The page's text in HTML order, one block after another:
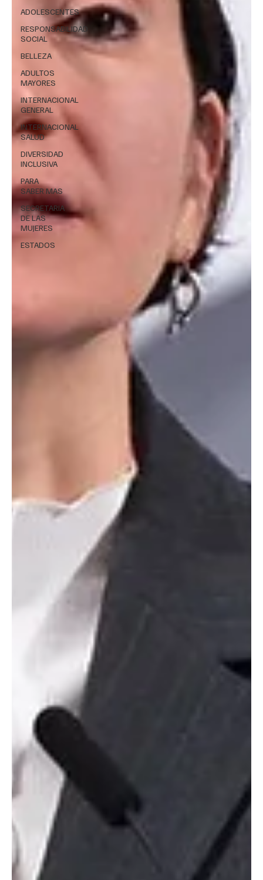
ADOLESCENTES
RESPONSABILIDAD
SOCIAL
BELLEZA
ADULTOS
MAYORES
INTERNACIONAL
GENERAL
INTERNACIONAL
SALUD
DIVERSIDAD
INCLUSIVA
PARA
SABER MAS
SECRETARIA
DE LAS
MUJERES
ESTADOS